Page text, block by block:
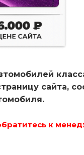
сайта,
к